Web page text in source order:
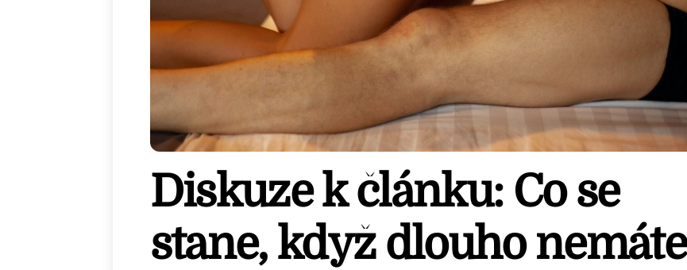
Diskuze k článku: Co se
stane, když dlouho nemáte